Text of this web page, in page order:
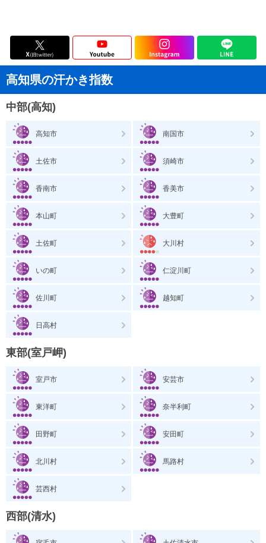
高知県の汗かき指数
中部(高知)
高知市 南国市
土佐市 須崎市
香南市 香美市
本山町 大豊町
土佐町 大川村
いの町 仁淀川町
佐川町 越知町
日高村
東部(室戸岬)
室戸市 安芸市
東洋町 奈半利町
田野町 安田町
北川村 馬路村
芸西村
西部(清水)